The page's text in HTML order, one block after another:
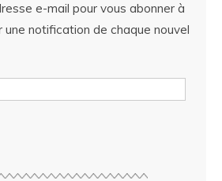
e-mail pour vous abonner à
notification de chaque nouvel